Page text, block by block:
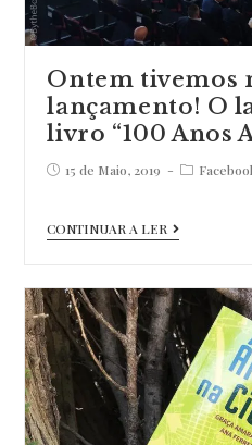
Corte
Inglês
e
encont…
Ontem tivemos
lançamento! O
livro “100 Anos
Post15 de Maio, 2019
Post
CONTINUAR A LER
Ontem
mais
O
do